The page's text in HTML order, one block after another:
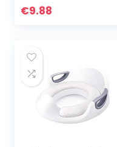
antislip, Ewa, grijs
€9.88